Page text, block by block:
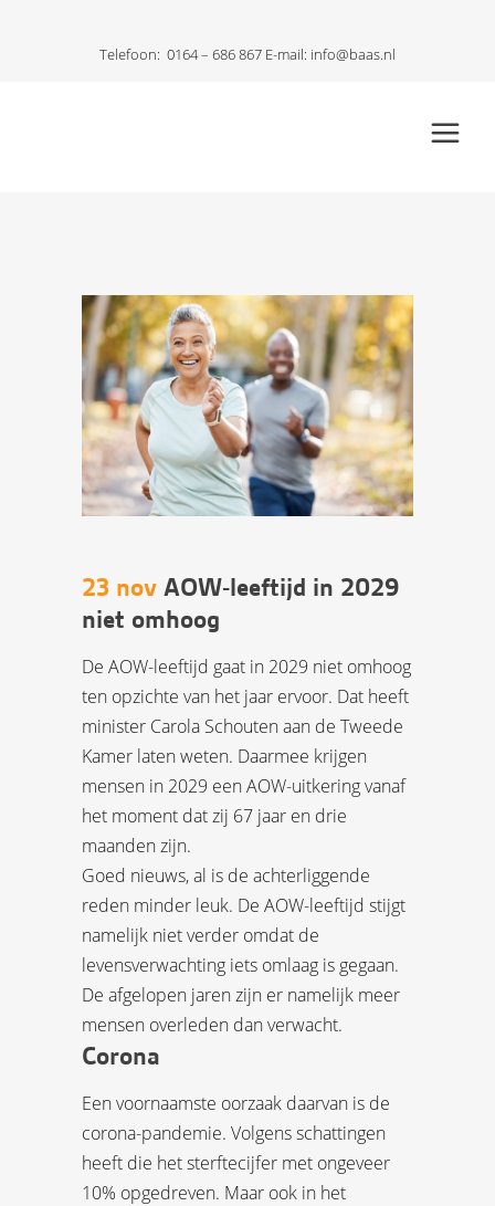
Telefoon: 0164 – 686 867 E-mail: info@baas.nl
23 nov AOW-leeftijd in 2029
niet omhoog
De AOW-leeftijd gaat in 2029 niet omhoog
ten opzichte van het jaar ervoor. Dat heeft
minister Carola Schouten aan de Tweede
Kamer laten weten. Daarmee krijgen
mensen in 2029 een AOW-uitkering vanaf
het moment dat zij 67 jaar en drie
maanden zijn.
Goed nieuws, al is de achterliggende
reden minder leuk. De AOW-leeftijd stijgt
namelijk niet verder omdat de
levensverwachting iets omlaag is gegaan.
De afgelopen jaren zijn er namelijk meer
mensen overleden dan verwacht.
Corona
Een voornaamste oorzaak daarvan is de
corona-pandemie. Volgens schattingen
heeft die het sterftecijfer met ongeveer
10% opgedreven. Maar ook in het